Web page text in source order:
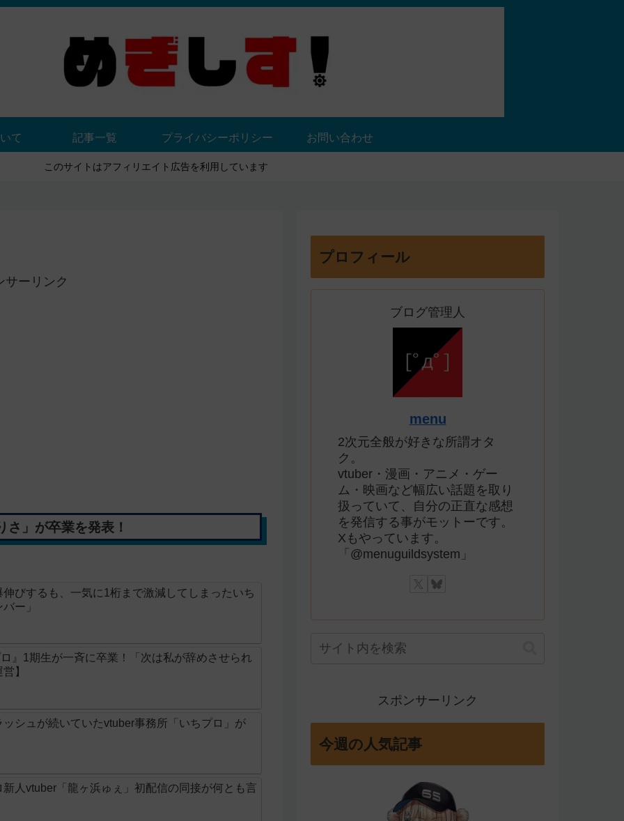
て 記事一覧 プライバシーポリシー お問い合わせ
このサイトはアフィリエイト広告を利用しています
サーリンク
」が卒業を発表！
びするも、一気に1桁まで激減してしまったいち
ー」
』1期生が一斉に卒業！「次は私が辞めさせられ
】
シュが続いていたvtuber事務所「いちプロ」が
人vtuber「龍ヶ浜ゅぇ」初配信の同接が何とも言
プロフィール
ブログ管理人
menu
2次元全般が好きな所謂オタ
ク。
vtuber・漫画・アニメ・ゲー
ム・映画など幅広い話題を取り
扱っていて、自分の正直な感想
を発信する事がモットーです。
Xもやっています。
「@menuguildsystem」
スポンサーリンク